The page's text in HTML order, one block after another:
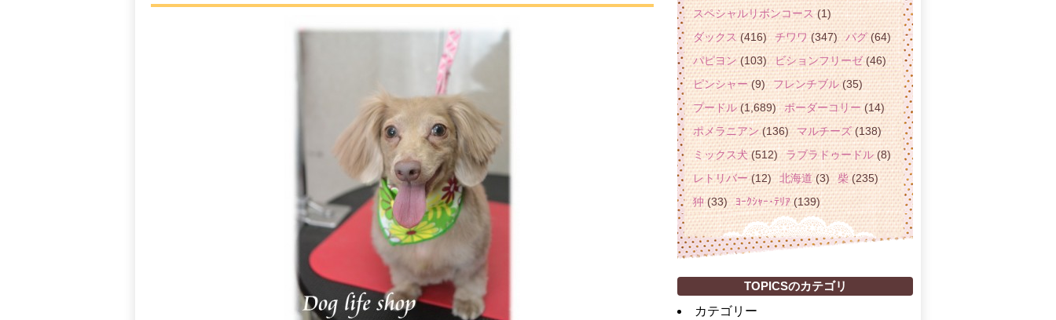
スペシャルリボンコース(1)
ダックス (416) チワワ(347) パグ(64)
パピヨン(103) ビションフリーゼ(46)
ピンシャー(9) フレンチブル(35)
プードル(1,689) ボーダーコリー(14)
ポメラニアン(136) マルチーズ(138)
ミックス犬(512) ラブラドゥードル (8)
レトリバー(12) 北海道(3) 柴(235)
狆(33) ﾖｰｸｼｬｰ･ﾃﾘｱ(139)
TOPICSのカテゴリ
カテゴリー